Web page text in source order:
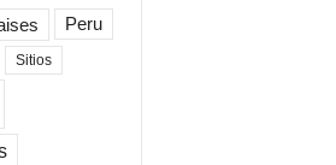
Peru
Sitios